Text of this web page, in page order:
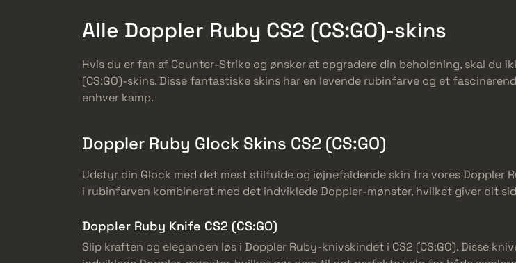
Alle Doppler Ruby CS2 (CS:GO)-skins
Hvis du er fan af Counter-Strike og ønsker at opgradere din beholdning, skal du
(CS:GO)-skins. Disse fantastiske skins har en levende rubinfarve og et
enhver kamp.
Doppler Ruby Glock Skins CS2 (CS:GO)
Udstyr din Glock med det mest stilfulde og iøjnefaldende skin fra vores Doppler
i rubinfarven kombineret med det indviklede Doppler-mønster, hvilket giver dit
Doppler Ruby Knife CS2 (CS:GO)
Slip kraften og elegancen løs i Doppler Ruby-knivskindet i CS2 (CS:GO). Disse